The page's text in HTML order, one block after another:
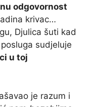
odgovornost
krivac…
Djulica šuti kad
sudjeluje
u toj
je razum i